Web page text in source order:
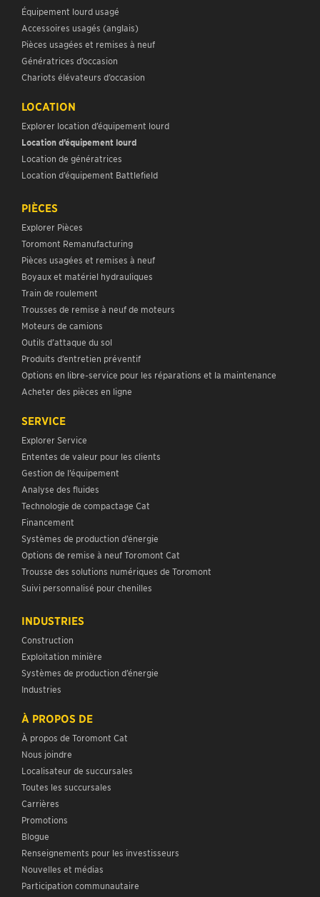
Équipement lourd usagé
Accessoires usagés (anglais)
Pièces usagées et remises à neuf
Génératrices d’occasion
Chariots élévateurs d’occasion
LOCATION
Explorer location d’équipement lourd
Location d’équipement lourd
Location de génératrices
Location d’équipement Battlefield
PIÈCES
Explorer Pièces
Toromont Remanufacturing
Pièces usagées et remises à neuf
Boyaux et matériel hydrauliques
Train de roulement
Trousses de remise à neuf de moteurs
Moteurs de camions
Outils d’attaque du sol
Produits d’entretien préventif
Options en libre-service pour les réparations et la maintenance
Acheter des pièces en ligne
SERVICE
Explorer Service
Ententes de valeur pour les clients
Gestion de l’équipement
Analyse des fluides
Technologie de compactage Cat
Financement
Systèmes de production d’énergie
Options de remise à neuf Toromont Cat
Trousse des solutions numériques de Toromont
Suivi personnalisé pour chenilles
INDUSTRIES
Construction
Exploitation minière
Systèmes de production d’énergie
Industries
À PROPOS DE
À propos de Toromont Cat
Nous joindre
Localisateur de succursales
Toutes les succursales
Carrières
Promotions
Blogue
Renseignements pour les investisseurs
Nouvelles et médias
Participation communautaire